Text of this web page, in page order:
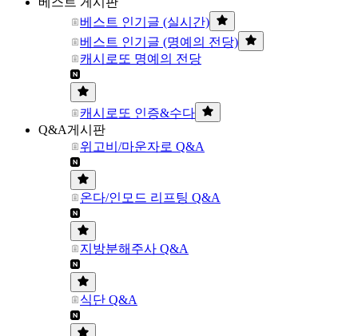
베스트 인기글 (실시간)
베스트 인기글 (명예의 전당)
캐시로또 명예의 전당
캐시로또 인증&수다
Q&A게시판
위고비/마운자로 Q&A
온다/인모드 리프팅 Q&A
지방분해주사 Q&A
식단 Q&A